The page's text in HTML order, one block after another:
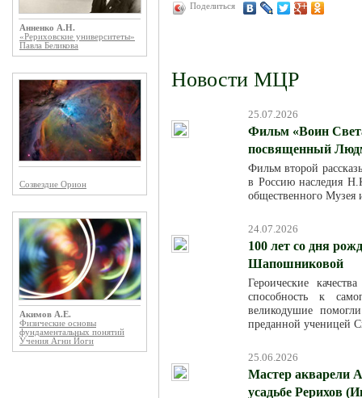
Анненко А.Н.
«Рериховские университеты»
Павла Беликова
Созвездие Орион
Акимов А.Е.
Физические основы
фундаментальных понятий
Учения Агни Йоги
Поделиться
Новости МЦР
25.07.2026
Фильм «Воин
посвященный
Фильм второй
в Россию наследия
общественного
24.07.2026
100 лет со дня
Шапошниковой
Героические
способность к
великодушие
преданной ученицей
25.06.2026
Мастер акварели
усадьбе Рерихов